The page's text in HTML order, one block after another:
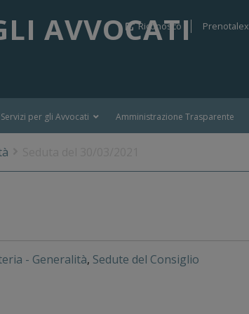
AVVOCATI
Riconosco Prenotalex
Servizi per gli Avvocati Amministrazione Trasparente
- Generalità, Sedute del Consiglio